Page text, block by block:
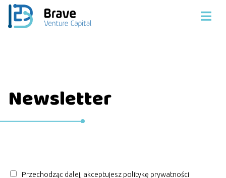
Newsletter
Przechodząc dalej, akceptujesz politykę prywatności